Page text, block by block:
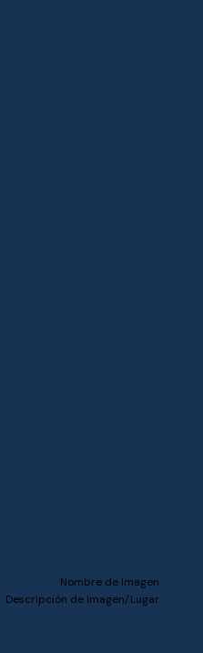
Nombre de Imagen
Descripción de Imagen/Lugar